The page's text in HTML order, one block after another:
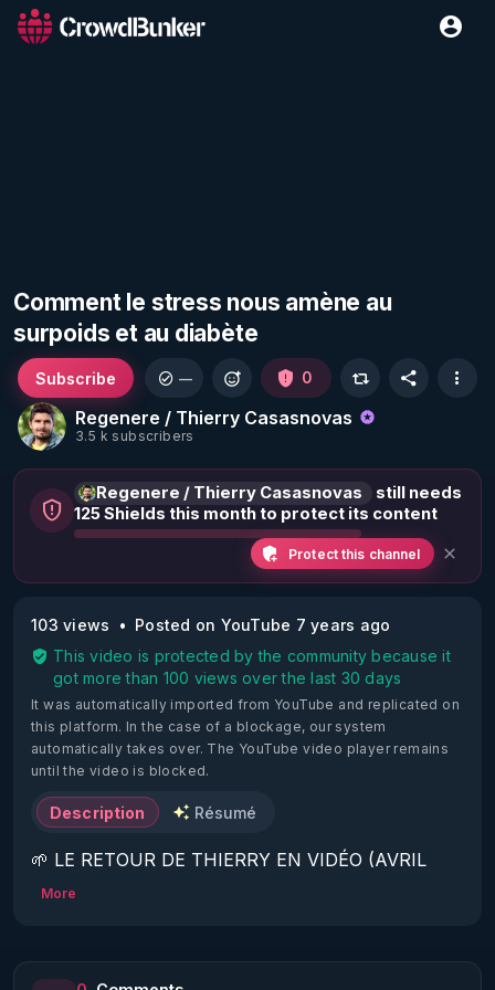
Comment le stress nous amène au
surpoids et au diabète
Regenere / Thierry Casasnovas
3.5 k subscribers
Subscribe — 0
Regenere / Thierry Casasnovas
still needs
125 Shields this month to protect its content
Protect this channel
103 views
Posted on YouTube 7 years ago
This video is protected by the community because it
got more than 100 views over the last 30 days
It was automatically imported from YouTube and replicated on
this platform. In the case of a blockage, our system
automatically takes over. The YouTube video player remains
until the video is blocked.
Description Résumé
🌱 LE RETOUR DE THIERRY EN VIDÉO (AVRIL
2022)!
https://www.rgnr.fr/presentation.html
More